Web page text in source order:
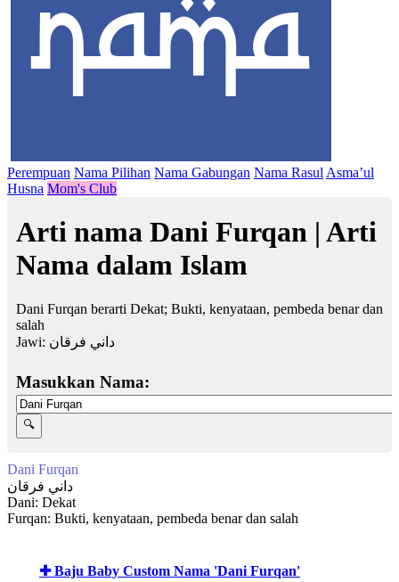
Perempuan Nama Pilihan Nama Gabungan Nama Rasul Asma’ul
Husna Mom's Club
Arti nama Dani Furqan | Arti
Nama dalam Islam
Dani Furqan berarti Dekat; Bukti, kenyataan, pembeda benar dan
salah
Jawi: داني فرقان
Masukkan Nama:
Dani Furqan
داني فرقان
Dani: Dekat
Furqan: Bukti, kenyataan, pembeda benar dan salah
✚ Baju Baby Custom Nama 'Dani Furqan'